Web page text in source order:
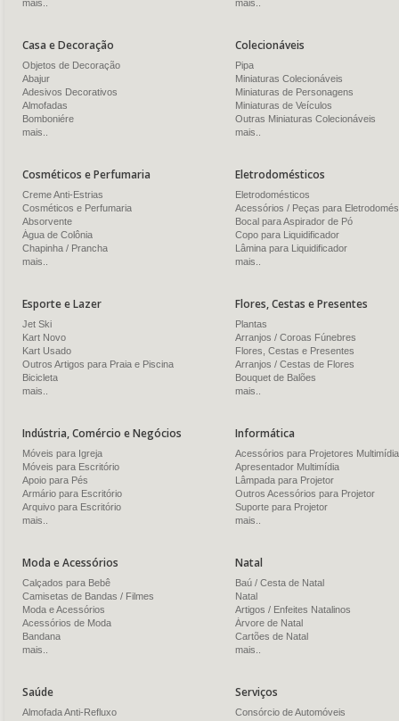
mais..
mais..
Casa e Decoração
Objetos de Decoração
Abajur
Adesivos Decorativos
Almofadas
Bomboniére
mais..
Colecionáveis
Pipa
Miniaturas Colecionáveis
Miniaturas de Personagens
Miniaturas de Veículos
Outras Miniaturas Colecionáveis
mais..
Cosméticos e Perfumaria
Creme Anti-Estrias
Cosméticos e Perfumaria
Absorvente
Água de Colônia
Chapinha / Prancha
mais..
Eletrodomésticos
Eletrodomésticos
Acessórios / Peças para
Bocal para Aspirador de Pó
Copo para Liquidificador
Lâmina para Liquidificador
mais..
Esporte e Lazer
Jet Ski
Kart Novo
Kart Usado
Outros Artigos para Praia e Piscina
Bicicleta
mais..
Flores, Cestas e Presentes
Plantas
Arranjos / Coroas Fúnebres
Flores, Cestas e Presentes
Arranjos / Cestas de Flores
Bouquet de Balões
mais..
Indústria, Comércio e Negócios
Móveis para Igreja
Móveis para Escritório
Apoio para Pés
Armário para Escritório
Arquivo para Escritório
mais..
Informática
Acessórios para Projetores Multimídia
Apresentador Multimídia
Lâmpada para Projetor
Outros Acessórios para Projetor
Suporte para Projetor
mais..
Moda e Acessórios
Calçados para Bebê
Camisetas de Bandas / Filmes
Moda e Acessórios
Acessórios de Moda
Bandana
mais..
Natal
Baú / Cesta de Natal
Natal
Artigos / Enfeites Natalinos
Árvore de Natal
Cartões de Natal
mais..
Saúde
Almofada Anti-Refluxo
Serviços
Consórcio de Automóveis